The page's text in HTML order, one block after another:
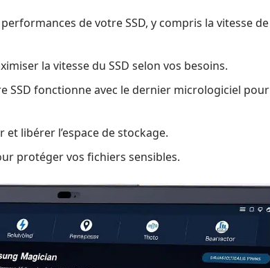
de votre SSD, y compris la vitesse de
la vitesse du SSD selon vos besoins.
SSD fonctionne avec le dernier micrologiciel pour
libérer l’espace de stockage.
protéger vos fichiers sensibles.